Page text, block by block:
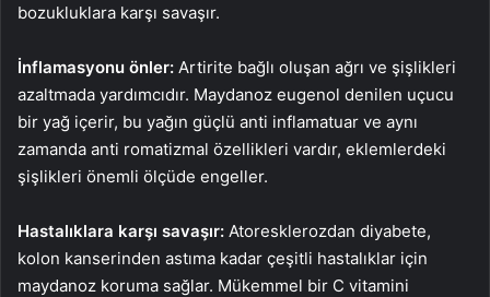
bozukluklara karşı savaşır.
İnflamasyonu önler: Artirite bağlı oluşan ağrı ve şişlikleri
azaltmada yardımcıdır. Maydanoz eugenol denilen uçucu
bir yağ içerir, bu yağın güçlü anti inflamatuar ve aynı
zamanda anti romatizmal özellikleri vardır, eklemlerdeki
şişlikleri önemli ölçüde engeller.
Hastalıklara karşı savaşır: Atoresklerozdan diyabete,
kolon kanserinden astıma kadar çeşitli hastalıklar için
maydanoz koruma sağlar. Mükemmel bir C vitamini